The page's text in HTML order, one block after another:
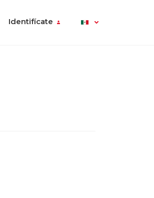
Identifícate